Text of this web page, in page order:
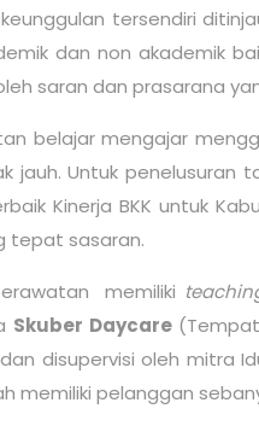
tersendiri
dan non akademik
saran dan prasarana
belajar mengajar
jauh. Untuk penelusuran
Kinerja BKK untuk
tepat sasaran.
memiliki
Skuber Daycare
disupervisi oleh mitra
memiliki pelanggan